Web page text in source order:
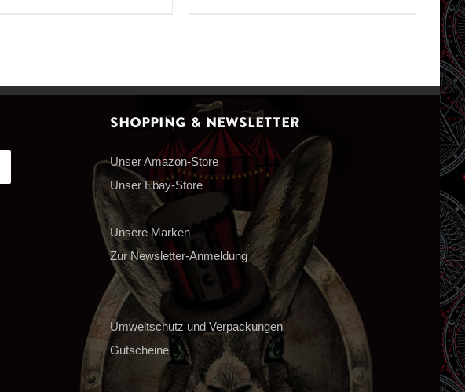
Shopping & Newsletter
Unser Amazon-Store
Unser Ebay-Store
Unsere Marken
Zur Newsletter-Anmeldung
Umweltschutz und Verpackungen
Gutscheine